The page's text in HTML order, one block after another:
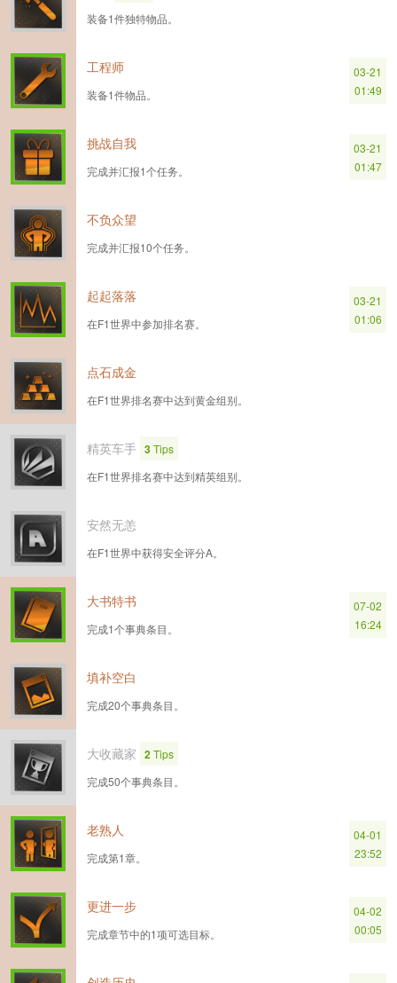
装备1件独特物品。
工程师
装备1件物品。
03-21
01:49
挑战自我
完成并汇报1个任务。
03-21
01:47
不负众望
完成并汇报10个任务。
起起落落
在F1世界中参加排名赛。
03-21
01:06
点石成金
在F1世界排名赛中达到黄金组别。
精英车手 3Tips
在F1世界排名赛中达到精英组别。
安然无恙
在F1世界中获得安全评分A。
大书特书
完成1个事典条目。
07-02
16:24
填补空白
完成20个事典条目。
大收藏家 2Tips
完成50个事典条目。
老熟人
完成第1章。
04-01
23:52
更进一步
完成章节中的1项可选目标。
04-02
00:05